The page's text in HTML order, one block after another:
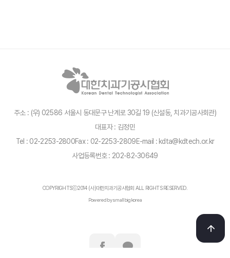
주소 : (우) 02586 서울시 동대문구 난계로 30길 19 (신설동, 치과기공사회관)
대표자 : 김정민
Tel : 02-2253-2800Fax : 02-2253-2809E-mail : kdta@kdtech.or.kr
사업등록번호 : 202-82-30649
COPYRIGHTSⓒ2014 (사)대한치과기공사협회 ALL RIGHTS RESERVED.
Powered by smallbigkorea